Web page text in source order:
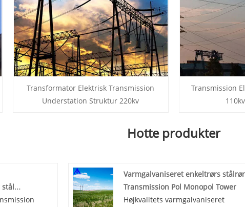
Transformator Elektrisk Transmission
Understation Struktur 220kv
Transmission
Hotte produkter
Varmgalvaniseret enkeltrørs
Transmission Pol Monopol Tower
Højkvalitets varmgalvaniseret